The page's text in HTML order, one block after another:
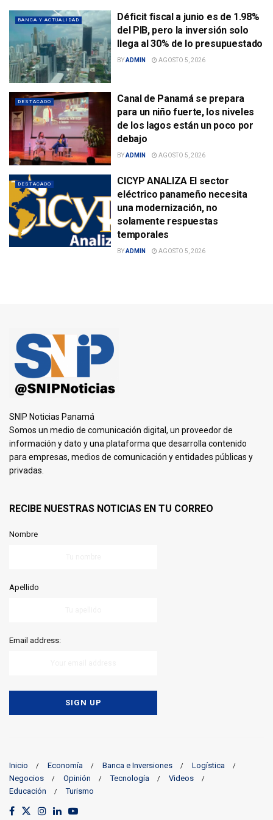
BANCA Y ACTUALIDAD
Déficit fiscal a junio es de 1.98%
del PIB, pero la inversión solo
llega al 30% de lo presupuestado
BYADMIN AGOSTO 5, 2026
DESTACADO
Canal de Panamá se prepara
para un niño fuerte, los niveles
de los lagos están un poco por
debajo
BYADMIN AGOSTO 5, 2026
DESTACADO
CICYP ANALIZA El sector
eléctrico panameño necesita
una modernización, no
solamente respuestas
temporales
BYADMIN AGOSTO 5, 2026
SNIP Noticias Panamá
Somos un medio de comunicación digital, un proveedor de
información y dato y una plataforma que desarrolla contenido
para empresas, medios de comunicación y entidades públicas y
privadas.
RECIBE NUESTRAS NOTICIAS EN TU CORREO
Nombre
Apellido
Email address:
Inicio Economía Banca e Inversiones
Logística
Negocios
Opinión Tecnología
Videos
Educación
Turismo